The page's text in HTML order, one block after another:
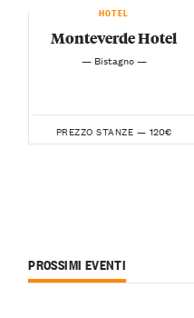
HOTEL
Monteverde Hotel
— Bistagno —
PREZZO STANZE — 120€
PROSSIMI EVENTI